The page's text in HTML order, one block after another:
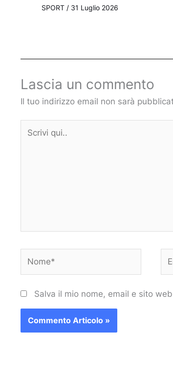
SPORT/ 31 Luglio 2026
Lascia un commento
Il tuo indirizzo email non sarà
qui..
Salva il mio nome, email e sito